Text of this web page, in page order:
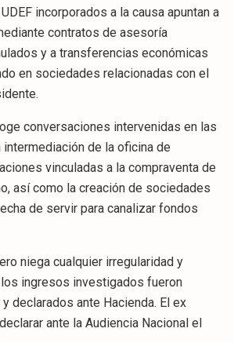
incorporados a la causa apuntan a
contratos de asesoría
y a transferencias económicas
en sociedades relacionadas con el
conversaciones intervenidas en las
de la oficina de
vinculadas a la compraventa de
así como la creación de sociedades
de servir para canalizar fondos
niega cualquier irregularidad y
ingresos investigados fueron
declarados ante Hacienda. El ex
ante la Audiencia Nacional el